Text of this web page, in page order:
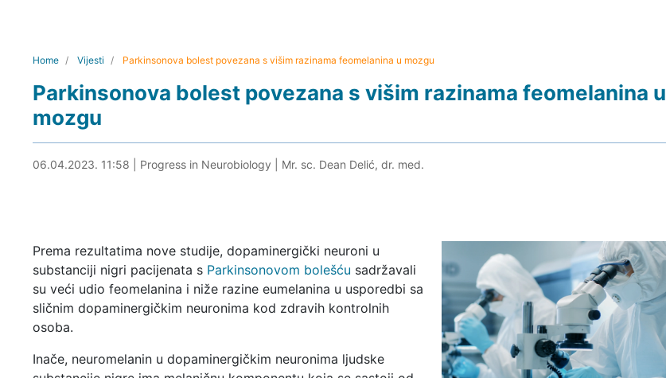
Home Vijesti Parkinsonova bolest povezana s višim razinama feomelanina u mozgu
Parkinsonova bolest povezana s višim razinama feomelanina u
mozgu
06.04.2023. 12:13
06.04.2023. 11:58 Progress in Neurobiology Mr. sc. Dean Delić, dr. med.
Prema rezultatima nove studije, dopaminergički neuroni u
substanciji nigri pacijenata s Parkinsonovom bolešću sadržavali
su veći udio feomelanina i niže razine eumelanina u usporedbi sa
sličnim dopaminergičkim neuronima kod zdravih kontrolnih
osoba.
Inače, neuromelanin u dopaminergičkim neuronima ljudske